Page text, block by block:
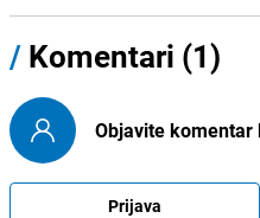
/ Komentari (1)
Objavite
Prijava